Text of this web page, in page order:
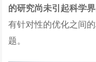
的研究尚未引起科学
有针对性的优化之间
题。